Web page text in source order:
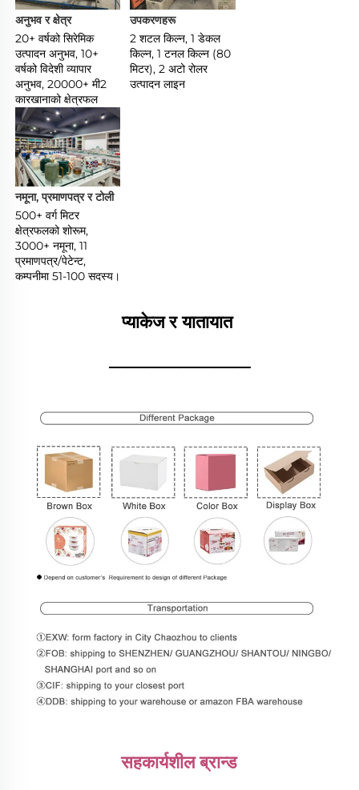
अनुभव र क्षेत्र
20+ वर्षको सिरेमिक
उत्पादन अनुभव, 10+
वर्षको विदेशी व्यापार
अनुभव, 20000+ मी2
कारखानाको क्षेत्रफल
उपकरणहरू
2 शटल किल्न, 1 डेकल
किल्न, 1 टनल किल्न (80
मिटर), 2 अटो रोलर
उत्पादन लाइन
नमूना, प्रमाणपत्र र टोली
500+ वर्ग मिटर
क्षेत्रफलको शोरूम,
3000+ नमूना, 11
प्रमाणपत्र/पेटेन्ट,
प्याकेज र यातायात
________________
सहकार्यशील ब्रान्ड